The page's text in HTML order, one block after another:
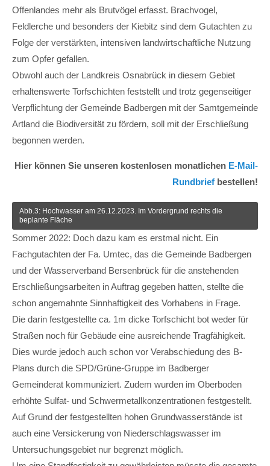
Offenlandes mehr als Brutvögel erfasst. Brachvogel,
Feldlerche und besonders der Kiebitz sind dem Gutachten zu
Folge der verstärkten, intensiven landwirtschaftliche Nutzung
zum Opfer gefallen.
Obwohl auch der Landkreis Osnabrück in diesem Gebiet
erhaltenswerte Torfschichten feststellt und trotz gegenseitiger
Verpflichtung der Gemeinde Badbergen mit der Samtgemeinde
Artland die Biodiversität zu fördern, soll mit der Erschließung
begonnen werden.
Hier können Sie unseren kostenlosen monatlichen E-Mail-
Rundbrief bestellen!
Abb.3: Hochwasser am 26.12.2023. Im Vordergrund rechts die
beplante Fläche
Sommer 2022: Doch dazu kam es erstmal nicht. Ein
Fachgutachten der Fa. Umtec, das die Gemeinde Badbergen
und der Wasserverband Bersenbrück für die anstehenden
Erschließungsarbeiten in Auftrag gegeben hatten, stellte die
schon angemahnte Sinnhaftigkeit des Vorhabens in Frage.
Die darin festgestellte ca. 1m dicke Torfschicht bot weder für
Straßen noch für Gebäude eine ausreichende Tragfähigkeit.
Dies wurde jedoch auch schon vor Verabschiedung des B-
Plans durch die SPD/Grüne-Gruppe im Badberger
Gemeinderat kommuniziert. Zudem wurden im Oberboden
erhöhte Sulfat- und Schwermetallkonzentrationen festgestellt.
Auf Grund der festgestellten hohen Grundwasserstände ist
auch eine Versickerung von Niederschlagswasser im
Untersuchungsgebiet nur begrenzt möglich.